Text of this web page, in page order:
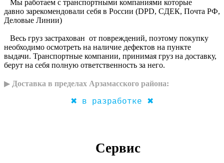
Мы работаем с транспортными компаниями которые
давно зарекомендовали себя в России (DPD, CДЕК, Почта РФ,
Деловые Линии)
Весь груз застрахован от повреждений, поэтому покупку
необходимо осмотреть на наличие дефектов на пункте
выдачи. Транспортные компании, принимая груз на доставку,
берут на себя полную ответственность за него.
▶ Доставка в пределах Арзамасского района:
✖ в разработке ✖
Сервис